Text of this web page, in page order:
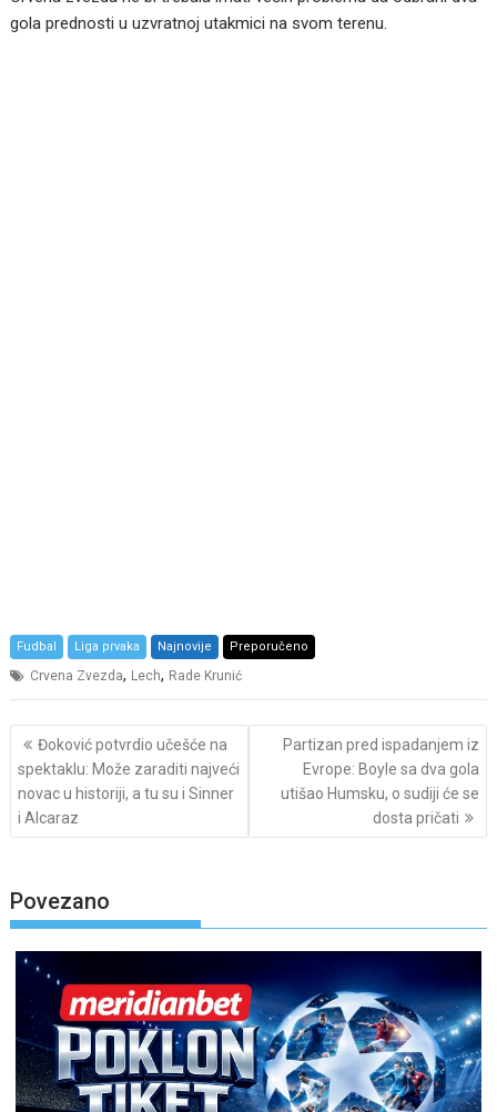
gola prednosti u uzvratnoj utakmici na svom terenu.
Fudbal Liga prvaka Najnovije Preporučeno
Crvena Zvezda, Lech, Rade Krunić
Post
navigation
Đoković potvrdio učešće na
spektaklu: Može zaraditi najveći
novac u historiji, a tu su i Sinner
i Alcaraz
Partizan pred ispadanjem iz
Evrope: Boyle sa dva gola
utišao Humsku, o sudiji će se
dosta pričati
Povezano